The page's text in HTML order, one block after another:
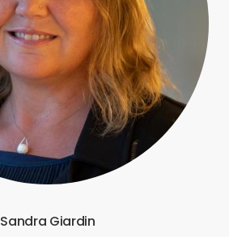
Sandra Giardin